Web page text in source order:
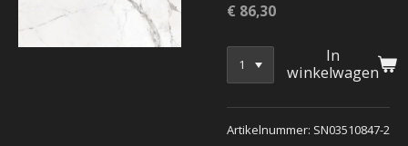
€ 86,30
In
winkelwagen
Artikelnummer: SN03510847-2